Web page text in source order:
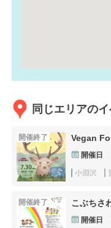
同じエリアの
開催終了 Vegan
開催日
小淵沢
開催終了 こぶちさ
開催日